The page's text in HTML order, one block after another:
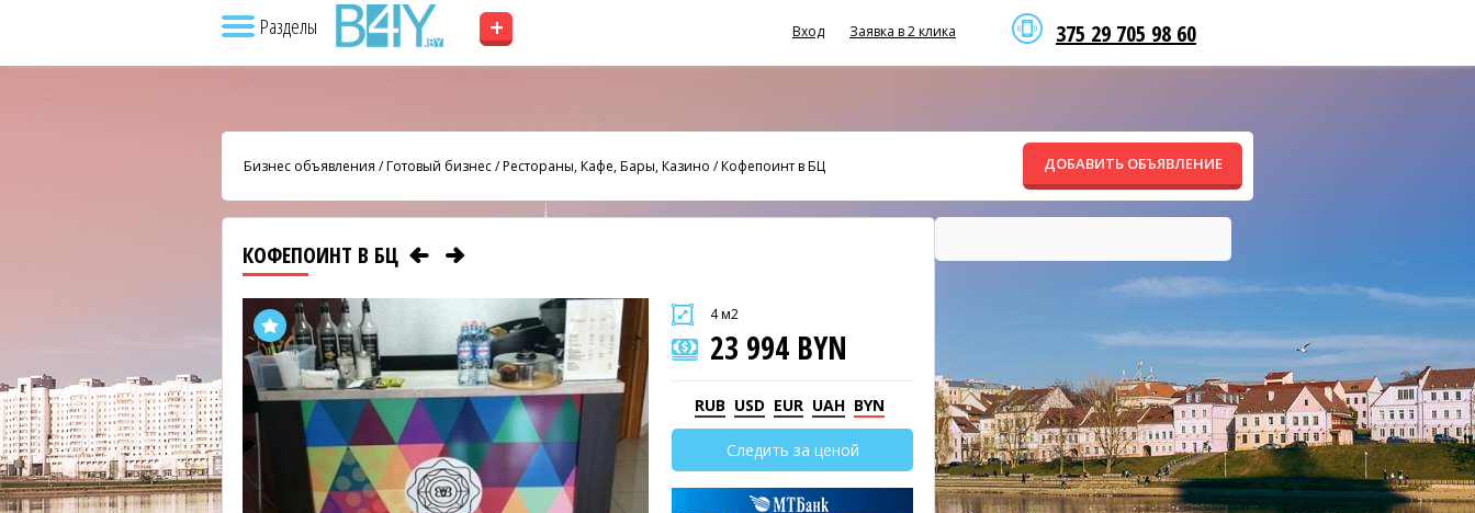
Разделы + 375 29 705 98 60
Вход Заявка в 2 клика
Бизнес объявления /Готовый бизнес/Рестораны, Кафе, Бары, Казино /Кофепоинт в БЦ ДОБАВИТЬ ОБЪЯВЛЕНИЕ
КОФЕПОИНТ В БЦ
4 м2
23 994 BYN
RUB USD EUR UAH BYN
Следить за ценой